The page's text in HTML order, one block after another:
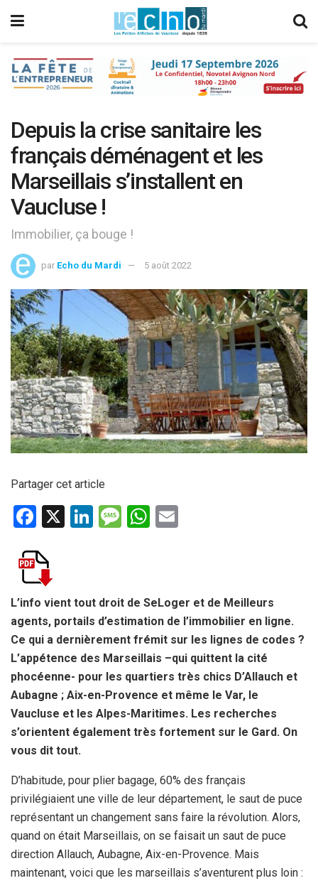
Depuis la crise sanitaire les
français déménagent et les
Marseillais s’installent en
Vaucluse !
Immobilier, ça bouge !
par Echo du Mardi 5 août 2022
Partager cet article
F
ce
b
o
o
k
X
Li
n
M
g
e
W
A
p
p
L’info vient tout droit de SeLoger et de Meilleurs
agents, portails d’estimation de l’immobilier en ligne.
Ce qui a dernièrement frémit sur les lignes de codes ?
L’appétence des Marseillais –qui quittent la cité
phocéenne- pour les quartiers très chics D’Allauch et
Aubagne ; Aix-en-Provence et même le Var, le
Vaucluse et les Alpes-Maritimes. Les recherches
s’orientent également très fortement sur le Gard. On
vous dit tout.
D’habitude, pour plier bagage, 60% des français
privilégiaient une ville de leur département, le saut de puce
représentant un changement sans faire la révolution. Alors,
quand on était Marseillais, on se faisait un saut de puce
direction Allauch, Aubagne, Aix-en-Provence. Mais
maintenant, voici que les marseillais s’aventurent plus loin :